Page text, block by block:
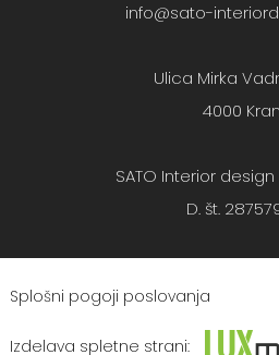
info@sato-
Ulica Mirka
4000
SATO Interior
D. št.
Splošni pogoji poslovanja
Izdelava spletne strani: